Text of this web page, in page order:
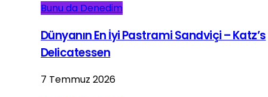
Bunu da Denedim
Dünyanın En İyi Pastrami Sandviçi – Katz’s
Delicatessen
7 Temmuz 2026